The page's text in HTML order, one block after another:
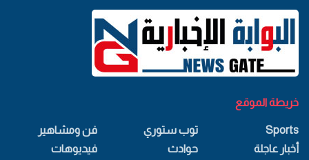
خريطة الموقع
Sports
أخبار عاجلة
توب ستوري
حوادث
فن ومشاهير
فيديوهات